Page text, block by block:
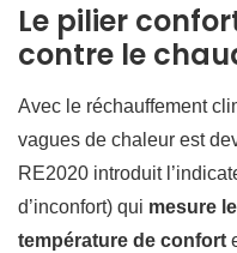
Le pilier
contre le
Avec le réchauffement
vagues de chaleur est
RE2020 introduit
d’inconfort) qui mesure
température de confort